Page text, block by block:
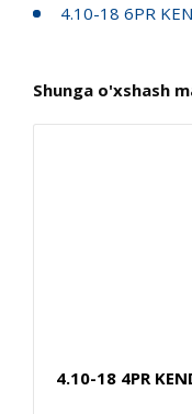
4.10-18 6PR
Shunga o'xshash
4.10-18 4PR